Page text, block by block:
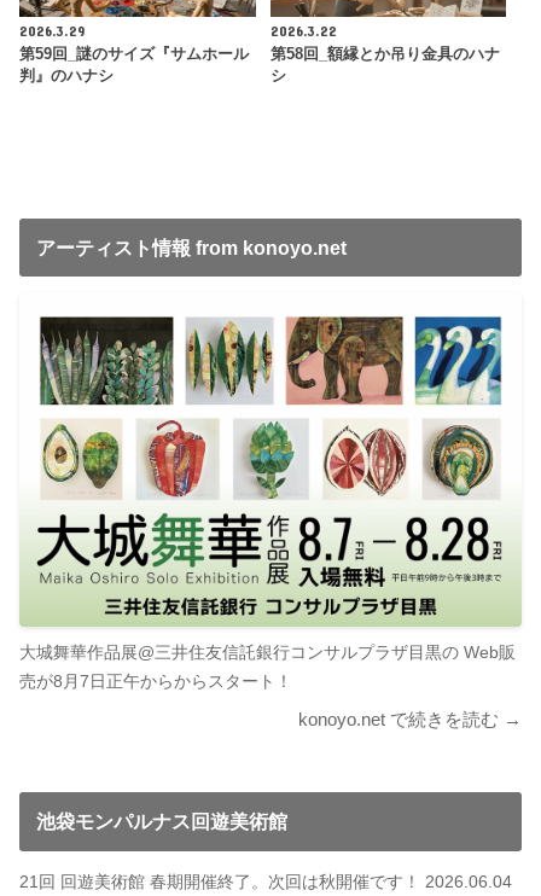
2026.3.29
第59回_謎のサイズ『サムホール
判』のハナシ
2026.3.22
第58回_額縁とか吊り金具のハナ
シ
アーティスト情報 from konoyo.net
大城舞華作品展@三井住友信託銀行コンサルプラザ目黒の Web販
売が8月7日正午からからスタート！
konoyo.net で続きを読む →
池袋モンパルナス回遊美術館
21回 回遊美術館 春期開催終了。次回は秋開催です！ 2026.06.04